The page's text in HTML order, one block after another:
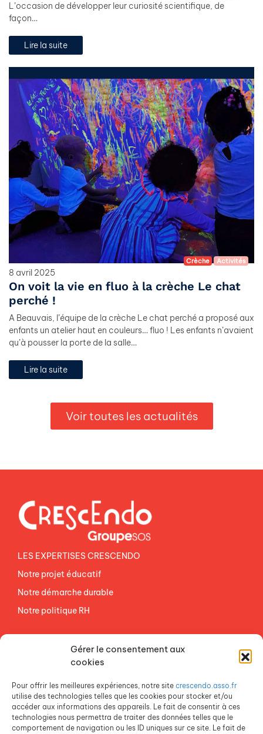
Gérer le consentement aux
cookies
Pour offrir les meilleures expériences, notre site crescendo.asso.fr
utilise des technologies telles que les cookies pour stocker et/ou
accéder aux informations des appareils. Le fait de consentir à ces
technologies nous permettra de traiter des données telles que le
comportement de navigation ou les ID uniques sur ce site. Le fait de
L’occasion de développer leur curiosité scientifique, de
façon…
Lire la suite
Crèche Activités
8 avril 2025
On voit la vie en fluo à la crèche Le chat
perché !
A Beauvais, l’équipe de la crèche Le chat perché a proposé aux
enfants un atelier haut en couleurs… fluo ! Les enfants n’avaient
qu’à pousser la porte de la salle…
Lire la suite
Voir toutes les actualités
LES EXPERTISES CRESCENDO
Notre projet éducatif
Notre démarche durable
Notre politique RH
ESPACE PRESSE